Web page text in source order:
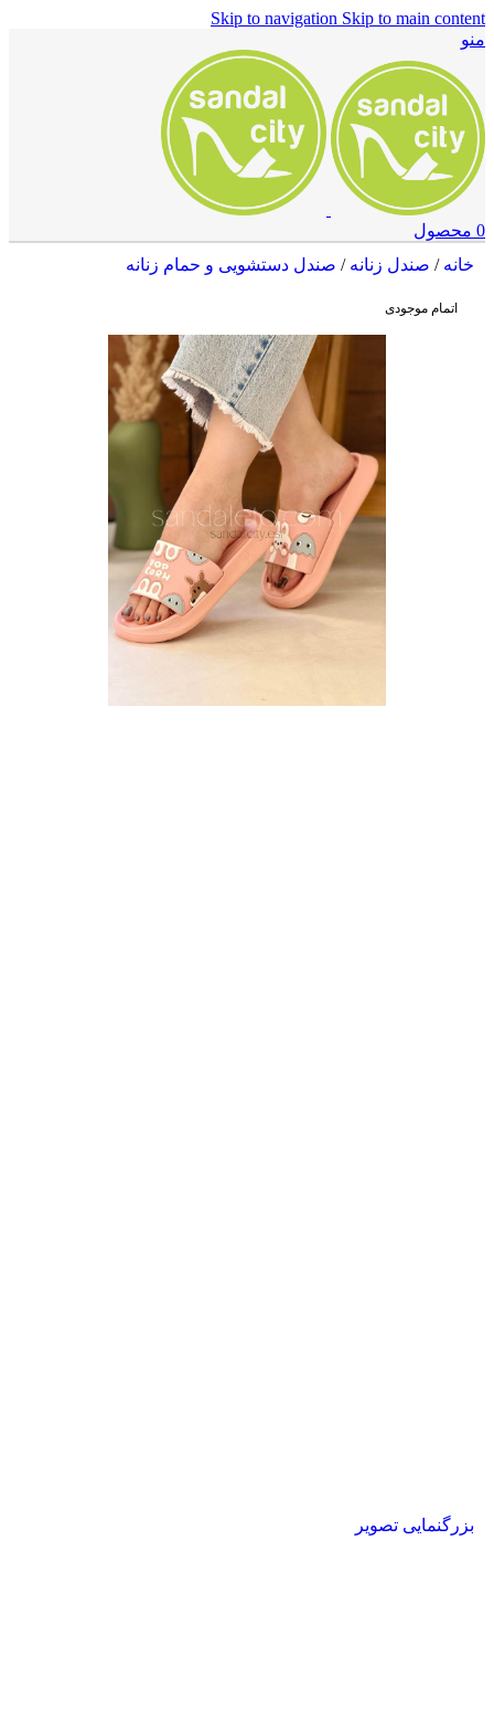
Skip to navigation Skip to main content
منو
0 محصول
خانه/ صندل زنانه/ صندل دستشویی و حمام زنانه
اتمام موجودی
بزرگنمایی تصویر